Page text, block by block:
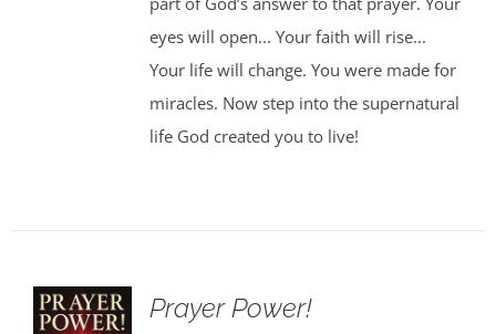
eyes will open... Your faith will rise...
Your life will change. You were made for
miracles. Now step into the supernatural
life God created you to live!
Prayer Power!